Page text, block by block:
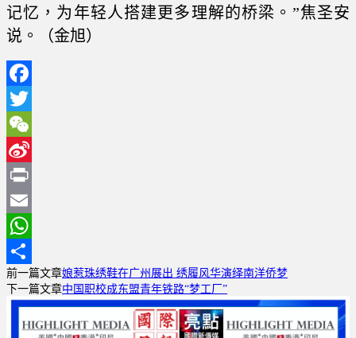
记忆，为年轻人搭建更多理解的桥梁。”焦圣安
说。（金旭）
Facebook
Twitter
WeChat
Sina
Weibo
Print
Email
WhatsApp
分
享
前一篇文章娘惹珠绣鞋在广州展出 绣履风华演绎南洋侨梦
下一篇文章中国职校成东盟青年铁路“梦工厂”